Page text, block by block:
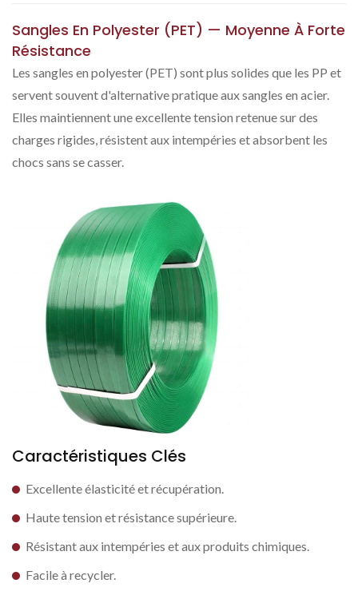
Sangles En Polyester (PET) — Moyenne À Forte
Résistance
Les sangles en polyester (PET) sont plus solides que les PP et
servent souvent d'alternative pratique aux sangles en acier.
Elles maintiennent une excellente tension retenue sur des
charges rigides, résistent aux intempéries et absorbent les
chocs sans se casser.
Caractéristiques Clés
Excellente élasticité et récupération.
Haute tension et résistance supérieure.
Résistant aux intempéries et aux produits chimiques.
Facile à recycler.